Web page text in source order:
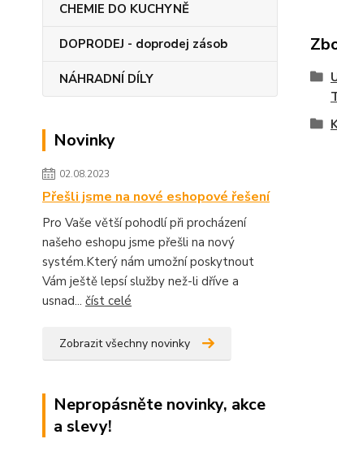
CHEMIE DO KUCHYNĚ
DOPRODEJ - doprodej zásob
NÁHRADNÍ DÍLY
Novinky
02.08.2023
Přešli jsme na nové eshopové řešení
Pro Vaše větší pohodlí při procházení
našeho eshopu jsme přešli na nový
systém.Který nám umožní poskytnout
Vám ještě lepsí služby než-li dříve a
usnad... číst celé
Zobrazit všechny novinky
Nepropásněte novinky, akce
a slevy!